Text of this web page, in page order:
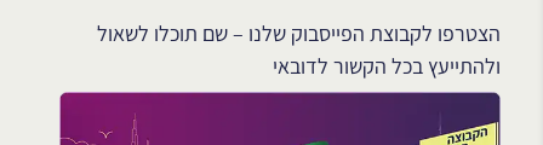
הצטרפו לקבוצת הפייסבוק שלנו – שם תוכלו לשאול
ולהתייעץ בכל הקשור לדובאי